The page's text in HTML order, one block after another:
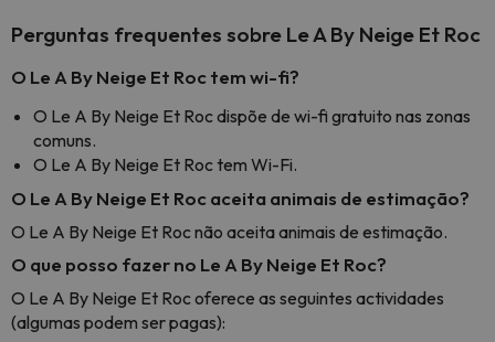
Perguntas frequentes sobre Le A By Neige Et Roc
O Le A By Neige Et Roc tem wi-fi?
O Le A By Neige Et Roc dispõe de wi-fi gratuito nas zonas
comuns.
O Le A By Neige Et Roc tem Wi-Fi.
O Le A By Neige Et Roc aceita animais de estimação?
O Le A By Neige Et Roc não aceita animais de estimação.
O que posso fazer no Le A By Neige Et Roc?
O Le A By Neige Et Roc oferece as seguintes actividades
(algumas podem ser pagas):